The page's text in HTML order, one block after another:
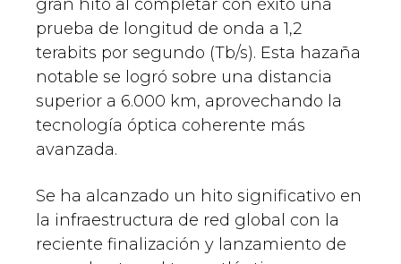
gran hito al completar con éxito una
prueba de longitud de onda a 1,2
terabits por segundo (Tb/s). Esta hazaña
notable se logró sobre una distancia
superior a 6.000 km, aprovechando la
tecnología óptica coherente más
avanzada.
Se ha alcanzado un hito significativo en
la infraestructura de red global con la
reciente finalización y lanzamiento de